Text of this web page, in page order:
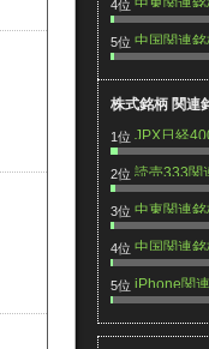
4位
5位 中国関連
株式銘柄 関連
1位 JPX日経
連銘柄
2位 読売333関
柄
3位 中東関連
4位 中国関連
5位 iPhone関